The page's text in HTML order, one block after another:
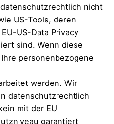
nicht
US-Tools, deren
US-Data Privacy
sind. Wenn diese
personenbezogene
werden. Wir
datenschutzrechtlich
mit der EU
garantiert